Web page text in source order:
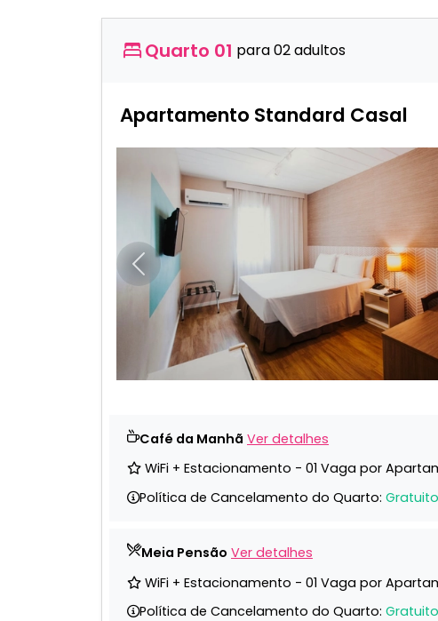
Quarto 01 para 02 adultos
Apartamento Standard Casal
Anterior
Café da Manhã Ver detalhes
WiFi + Estacionamento - 01 Vaga por
Política de Cancelamento do Quarto: Gratuito
Meia Pensão Ver detalhes
WiFi + Estacionamento - 01 Vaga por
Política de Cancelamento do Quarto: Gratuito